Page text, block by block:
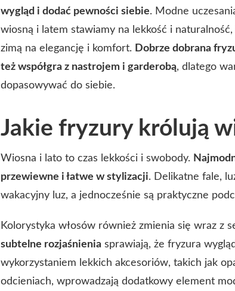
wygląd i dodać pewności siebie. Modne
wiosną i latem stawiamy na lekkość i
zimą na elegancję i komfort. Dobrze dobrana
też współgra z nastrojem i garderobą, dlatego
dopasowywać do siebie.
Jakie fryzury królują
Wiosna i lato to czas lekkości i swobody.
przewiewne i łatwe w stylizacji. Delikatne fale,
wakacyjny luz, a jednocześnie są praktyczne
Kolorystyka włosów również zmienia się wraz z
subtelne rozjaśnienia sprawiają, że fryzura
wykorzystaniem lekkich akcesoriów, takich jak
odcieniach, wprowadzają dodatkowy element